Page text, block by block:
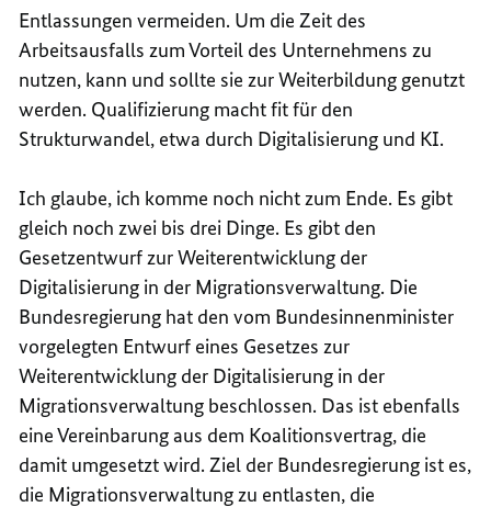
Entlassungen vermeiden. Um die Zeit des
Arbeitsausfalls zum Vorteil des Unternehmens zu
nutzen, kann und sollte sie zur Weiterbildung genutzt
werden. Qualifizierung macht fit für den
Strukturwandel, etwa durch Digitalisierung und KI.
Ich glaube, ich komme noch nicht zum Ende. Es gibt
gleich noch zwei bis drei Dinge. Es gibt den
Gesetzentwurf zur Weiterentwicklung der
Digitalisierung in der Migrationsverwaltung. Die
Bundesregierung hat den vom Bundesinnenminister
vorgelegten Entwurf eines Gesetzes zur
Weiterentwicklung der Digitalisierung in der
Migrationsverwaltung beschlossen. Das ist ebenfalls
eine Vereinbarung aus dem Koalitionsvertrag, die
damit umgesetzt wird. Ziel der Bundesregierung ist es,
die Migrationsverwaltung zu entlasten, die